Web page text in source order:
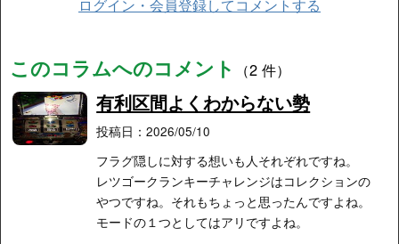
ログイン・会員登録してコメントする
このコラムへのコメント （2 件）
有利区間よくわからない勢
投稿日：2026/05/10
フラグ隠しに対する想いも人それぞれですね。
レツゴークランキーチャレンジはコレクションの
やつですね。それもちょっと思ったんですよね。
モードの１つとしてはアリですよね。